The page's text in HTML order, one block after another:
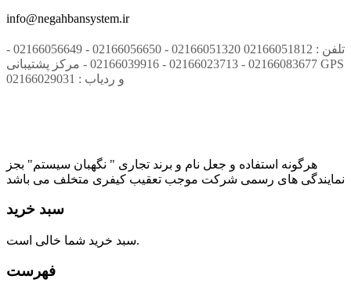
info@negahbansystem.ir
تلفن : 02166051812 02166051320 - 02166056650 - 02166056649 -
02166083677 - 02166023713 - 02166039916 - مرکز پشتیبانی GPS
و ردیاب : 02166029031
هرگونه استفاده و جعل نام و برند تجاری " نگهبان سیستم" بجز
نمایندگی های رسمی شرکت موجب تعقیب کیفری متخلف می باشد
سبد خرید
سبد خرید شما خالی است.
فهرست